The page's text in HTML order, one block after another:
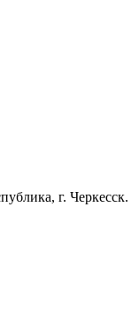
г. Черкесск.